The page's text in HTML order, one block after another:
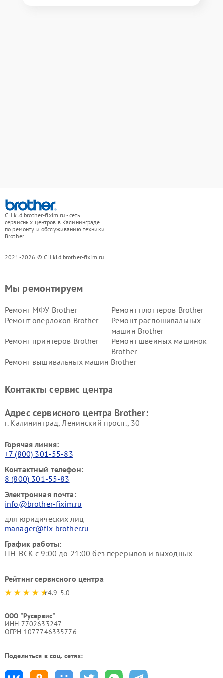
СЦ kld.brother-fixim.ru - сеть
сервисных центров в Калининграде
по ремонту и обслуживанию техники
Brother
2021-2026 © СЦ kld.brother-fixim.ru
Мы ремонтируем
Ремонт МФУ Brother
Ремонт плоттеров Brother
Ремонт оверлоков Brother
Ремонт распошивальных
машин Brother
Ремонт принтеров Brother
Ремонт швейных машинок
Brother
Ремонт вышивальных машин Brother
Контакты сервис центра
Адрес сервисного центра Brother:
г. Калининград, Ленинский просп., 30
Горячая линия:
+7 (800) 301-55-83
Контактный телефон:
8 (800) 301-55-83
Электронная почта:
info@brother-fixim.ru
для юридических лиц
manager@fix-brother.ru
График работы:
ПН-ВСК с 9:00 до 21:00 без перерывов и выходных
Рейтинг сервисного центра
4.9-5.0
ООО "Русервис"
ИНН 7702633247
ОГРН 1077746335776
Поделиться в соц. сетях: